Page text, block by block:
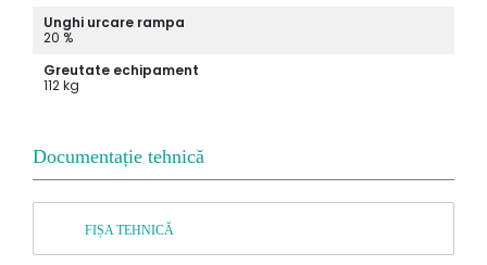
Unghi urcare rampa
20 %
Greutate echipament
112 kg
Documentație tehnică
FIȘA TEHNICĂ